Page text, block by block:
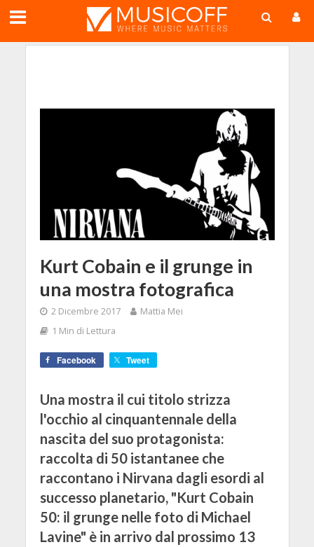
Kurt Cobain e il grunge in
una mostra fotografica
2 Dicembre 2017
Mattia Mei
1 Min di Lettura
Facebook Tweet
Una mostra il cui titolo strizza
l'occhio al cinquantennale della
nascita del suo protagonista:
raccolta di 50 istantanee che
raccontano i Nirvana dagli esordi al
successo planetario, "Kurt Cobain
50: il grunge nelle foto di Michael
Lavine" è in arrivo dal prossimo 13